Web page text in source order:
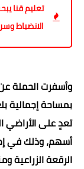
تعليم قنا
الانضباط
أسهم، وذلك في
الرقعة الزراعية